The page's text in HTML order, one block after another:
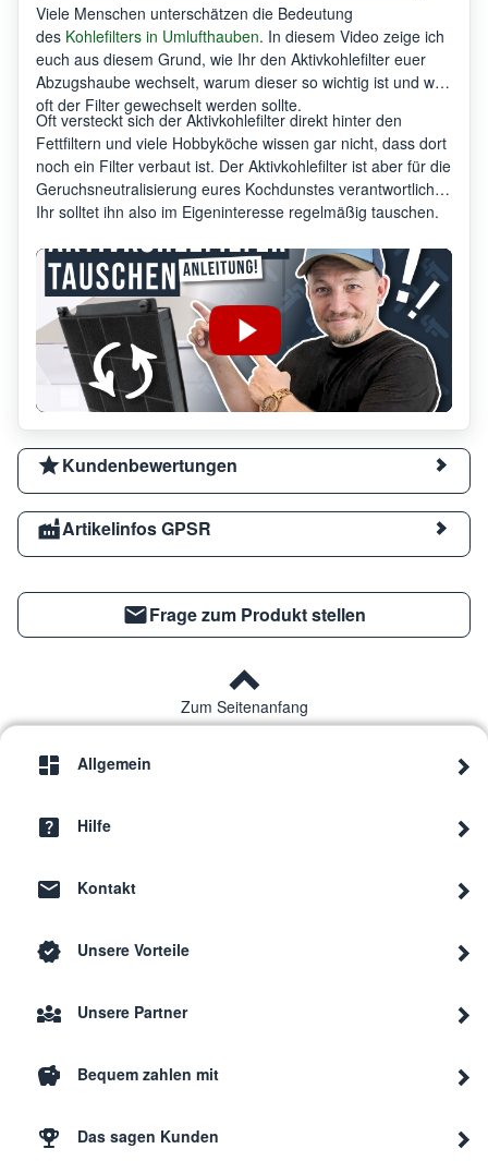
Viele Menschen unterschätzen die Bedeutung
des Kohlefilters in Umlufthauben. In diesem Video zeige ich
euch aus diesem Grund, wie Ihr den Aktivkohlefilter euer
Abzugshaube wechselt, warum dieser so wichtig ist und wie
oft der Filter gewechselt werden sollte.
Oft versteckt sich der Aktivkohlefilter direkt hinter den
Fettfiltern und viele Hobbyköche wissen gar nicht, dass dort
noch ein Filter verbaut ist. Der Aktivkohlefilter ist aber für die
Geruchsneutralisierung eures Kochdunstes verantwortlich.
Ihr solltet ihn also im Eigeninteresse regelmäßig tauschen.
Kundenbewertungen
Artikelinfos GPSR
Frage zum Produkt stellen
Zum Seitenanfang
Allgemein
Hilfe
Kontakt
Unsere Vorteile
Unsere Partner
Bequem zahlen mit
Das sagen Kunden